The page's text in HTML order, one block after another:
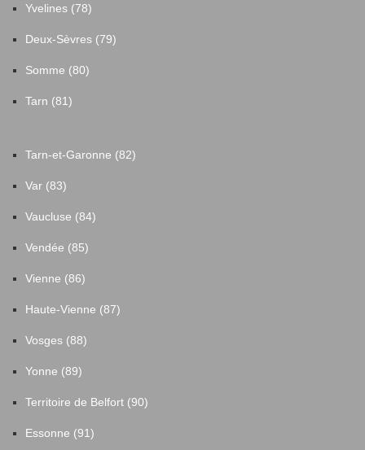
Yvelines (78)
Deux-Sèvres (79)
Somme (80)
Tarn (81)
Tarn-et-Garonne (82)
Var (83)
Vaucluse (84)
Vendée (85)
Vienne (86)
Haute-Vienne (87)
Vosges (88)
Yonne (89)
Territoire de Belfort (90)
Essonne (91)